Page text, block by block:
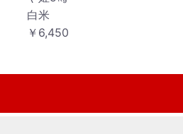
白米
￥6,450